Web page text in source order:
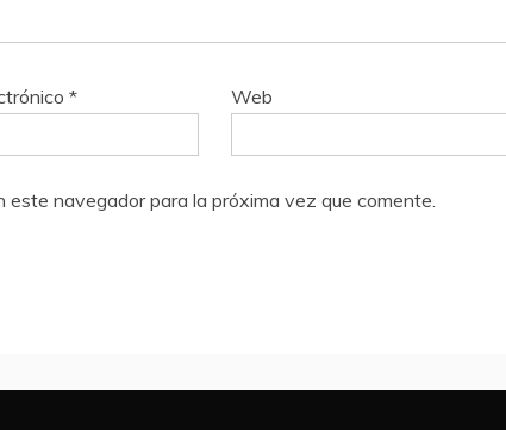
* Web
navegador para la próxima vez que comente.